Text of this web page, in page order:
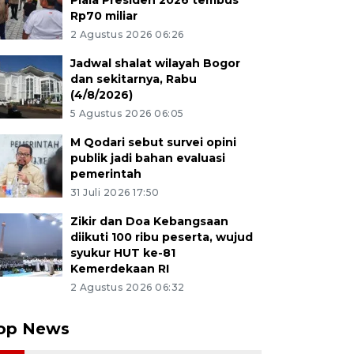
Rp70 miliar
2 Agustus 2026 06:26
Jadwal shalat wilayah Bogor
dan sekitarnya, Rabu
(4/8/2026)
5 Agustus 2026 06:05
M Qodari sebut survei opini
publik jadi bahan evaluasi
pemerintah
31 Juli 2026 17:50
Zikir dan Doa Kebangsaan
diikuti 100 ribu peserta, wujud
syukur HUT ke-81
Kemerdekaan RI
2 Agustus 2026 06:32
News